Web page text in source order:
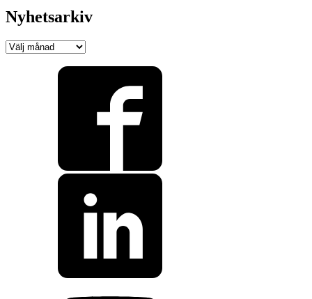
Nyhetsarkiv
Nyhetsarkiv